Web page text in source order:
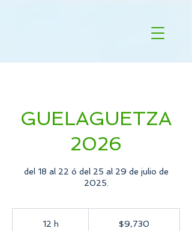
GUELAGUETZA
2026
del 18 al 22 ó del 25 al 29 de julio de
2025.
12 h $9,730